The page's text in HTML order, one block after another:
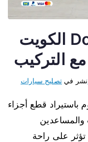
قطع غيار دومي Domi الكويت
نشر في تصليح سيارات
باستيراد قطع أجزاء
والمساعدين
تؤثر على راحة